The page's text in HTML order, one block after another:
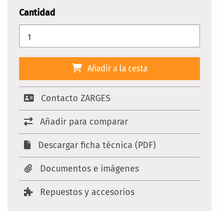
Cantidad
Añadir a la cesta
Contacto ZARGES
Añadir para comparar
Descargar ficha técnica (PDF)
Documentos e imágenes
Repuestos y accesorios